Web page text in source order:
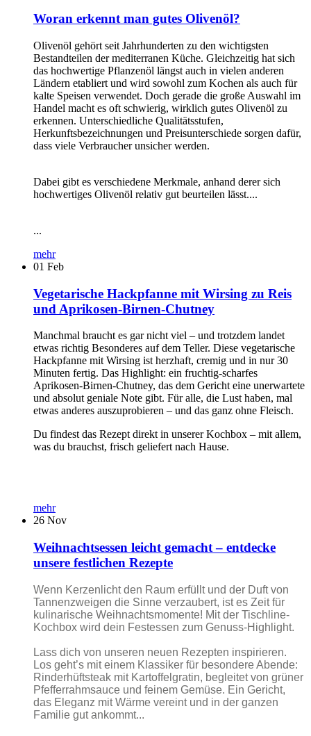
Woran erkennt man gutes Olivenöl?
Olivenöl gehört seit Jahrhunderten zu den wichtigsten
Bestandteilen der mediterranen Küche. Gleichzeitig hat sich
das hochwertige Pflanzenöl längst auch in vielen anderen
Ländern etabliert und wird sowohl zum Kochen als auch für
kalte Speisen verwendet. Doch gerade die große Auswahl im
Handel macht es oft schwierig, wirklich gutes Olivenöl zu
erkennen. Unterschiedliche Qualitätsstufen,
Herkunftsbezeichnungen und Preisunterschiede sorgen dafür,
dass viele Verbraucher unsicher werden.
Dabei gibt es verschiedene Merkmale, anhand derer sich
hochwertiges Olivenöl relativ gut beurteilen lässt....
...
mehr
01 Feb
Vegetarische Hackpfanne mit Wirsing zu Reis
und Aprikosen-Birnen-Chutney
Manchmal braucht es gar nicht viel – und trotzdem landet
etwas richtig Besonderes auf dem Teller. Diese vegetarische
Hackpfanne mit Wirsing ist herzhaft, cremig und in nur 30
Minuten fertig. Das Highlight: ein fruchtig-scharfes
Aprikosen-Birnen-Chutney, das dem Gericht eine unerwartete
und absolut geniale Note gibt. Für alle, die Lust haben, mal
etwas anderes auszuprobieren – und das ganz ohne Fleisch.
Du findest das Rezept direkt in unserer Kochbox – mit allem,
was du brauchst, frisch geliefert nach Hause.
mehr
26 Nov
Weihnachtsessen leicht gemacht – entdecke
unsere festlichen Rezepte
Wenn Kerzenlicht den Raum erfüllt und der Duft von
Tannenzweigen die Sinne verzaubert, ist es Zeit für
kulinarische Weihnachtsmomente! Mit der Tischline-
Kochbox wird dein Festessen zum Genuss-Highlight.
Lass dich von unseren neuen Rezepten inspirieren.
Los geht’s mit einem Klassiker für besondere Abende:
Rinderhüftsteak mit Kartoffelgratin, begleitet von grüner
Pfefferrahmsauce und feinem Gemüse. Ein Gericht,
das Eleganz mit Wärme vereint und in der ganzen
Familie gut ankommt...